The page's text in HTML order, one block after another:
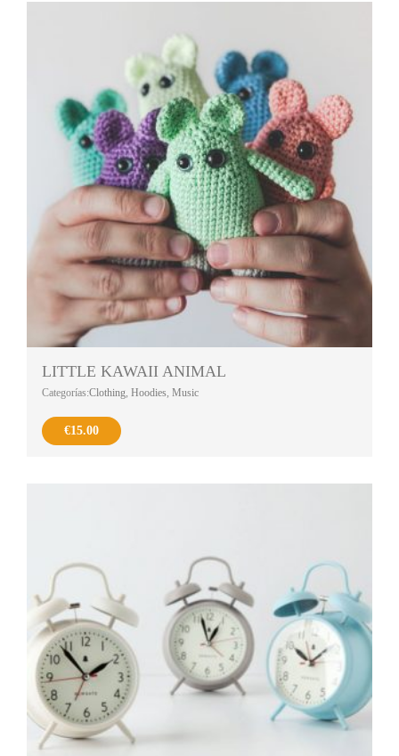
LITTLE KAWAII ANIMAL
Categorías:Clothing, Hoodies, Music
€15.00